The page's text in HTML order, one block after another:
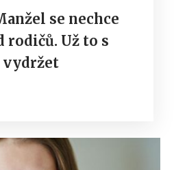
se nechce
rodičů. Už to s
vydržet